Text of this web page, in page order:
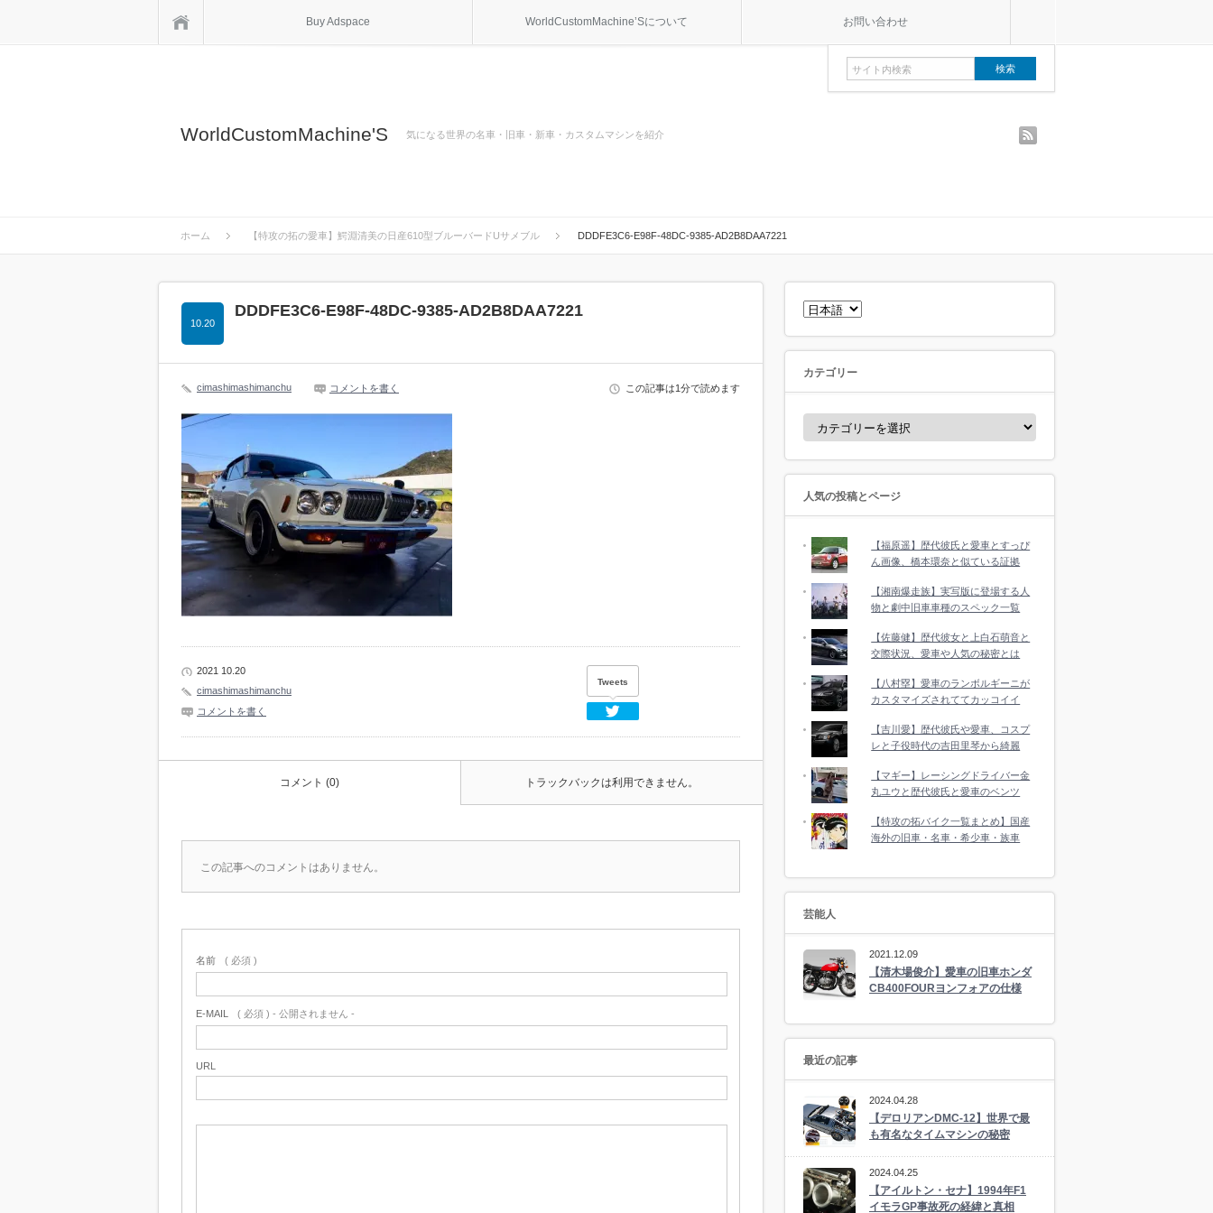
Buy Adspace WorldCustomMachine’Sについて お問い合わせ
WorldCustomMachine'S 気になる世界の名車・旧車・新車・カスタムマシンを紹介
ホーム 【特攻の拓の愛車】鰐淵清美の日産610型ブルーバードUサメブル DDDFE3C6-E98F-48DC-9385-AD2B8DAA7221
DDDFE3C6-E98F-48DC-9385-AD2B8DAA7221
10.20
cimashimashimanchu コメントを書く この記事は1分で読めます
2021 10.20
cimashimashimanchu
コメントを書く
Tweets
コメント (0) トラックバックは利用できません。
この記事へのコメントはありません。
名前 ( 必須 )
E-MAIL ( 必須 ) - 公開されません -
URL
言
語
カテゴリー
人気の投稿とページ
【福原遥】歴代彼氏と愛車とすっぴ
ん画像、橋本環奈と似ている証拠
【湘南爆走族】実写版に登場する人
物と劇中旧車車種のスペック一覧
【佐藤健】歴代彼女と上白石萌音と
交際状況、愛車や人気の秘密とは
【八村塁】愛車のランボルギーニが
カスタマイズされててカッコイイ
【吉川愛】歴代彼氏や愛車、コスプ
レと子役時代の吉田里琴から綺麗
【マギー】レーシングドライバー金
丸ユウと歴代彼氏と愛車のベンツ
【特攻の拓バイク一覧まとめ】国産
海外の旧車・名車・希少車・族車
芸能人
2021.12.09
【清木場俊介】愛車の旧車ホンダ
CB400FOURヨンフォアの仕様
最近の記事
2024.04.28
【デロリアンDMC-12】世界で最
も有名なタイムマシンの秘密
2024.04.25
【アイルトン・セナ】1994年F1
イモラGP事故死の経緯と真相